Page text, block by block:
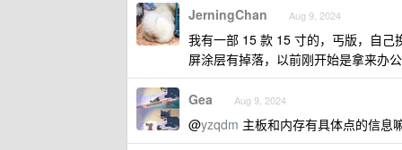
JerningChan Aug 9, 2024
我有一部 15 款 15 寸的，丐版，自己
屏涂层有掉落，以前刚开始是拿来办
Gea Aug 9, 2024
@yzqdm 主板和内存有具体点的信息